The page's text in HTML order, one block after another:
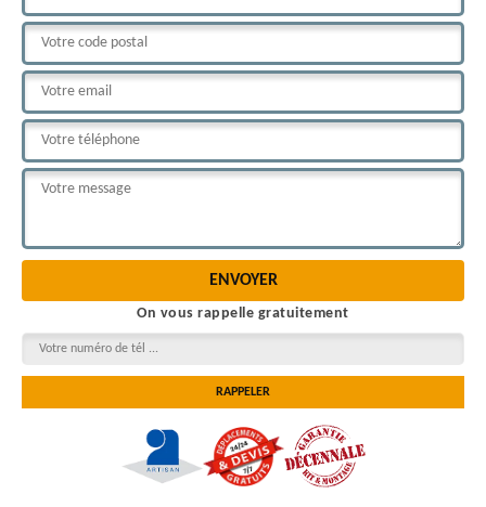
On vous rappelle gratuitement